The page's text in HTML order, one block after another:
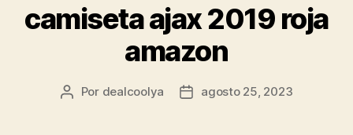
camiseta ajax 2019 roja
amazon
Autor
Por dealcoolya
Fechaagosto 25, 2023